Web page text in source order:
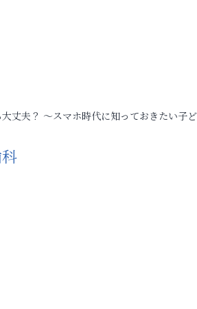
丈夫？ ～スマホ時代に知っておきたい子